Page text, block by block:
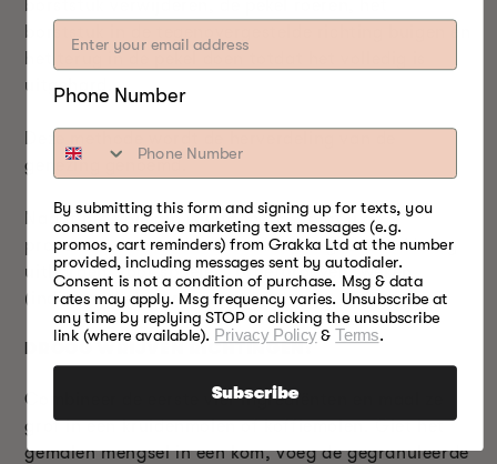
het terug in de pekel doen totdat het volledig is
uitgehard.
Deze methode wordt de herverdeling van de
genezing genoemd.
Nadat het volledig is uitgehard, volgt u de
procedure die wordt vermeld in het gedeelte ‘droog
uitharden’ voor spoelen, proefproeven, weken
(indien nodig) en rusten.
DROOG WRIJVEN RICHTINGEN:
Combineer de eerste vier ingrediënten en maal ze
grof in een kruidenmolen of koffiemolen. Giet het
gemalen mengsel in een kom, voeg de gegranuleerde
Phone Number
By submitting this form and signing up for texts, you
consent to receive marketing text messages (e.g.
promos, cart reminders) from Grakka Ltd at the number
provided, including messages sent by autodialer.
Consent is not a condition of purchase. Msg & data
rates may apply. Msg frequency varies. Unsubscribe at
any time by replying STOP or clicking the unsubscribe
link (where available). Privacy Policy&Terms.
Subscribe